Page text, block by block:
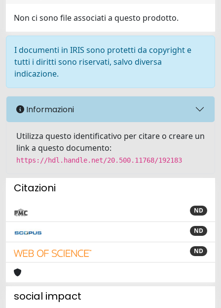
Non ci sono file associati a questo prodotto.
I documenti in IRIS sono protetti da copyright e
tutti i diritti sono riservati, salvo diversa
indicazione.
Informazioni
Utilizza questo identificativo per citare o creare un
link a questo documento:
https://hdl.handle.net/20.500.11768/192183
Citazioni
ND
ND
ND
social impact